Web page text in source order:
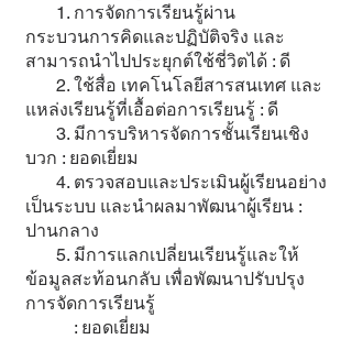
1. การจัดการเรียนรู้ผ่าน
กระบวนการคิดและปฏิบัติจริง และ
สามารถนำไปประยุกต์ใช้ชี่วิตได้ : ดี
2. ใช้สื่อ เทคโนโลยีสารสนเทศ และ
แหล่งเรียนรู้ที่เอื้อต่อการเรียนรู้ : ดี
3. มีการบริหารจัดการชั้นเรียนเชิง
บวก : ยอดเยี่ยม
4. ตรวจสอบและประเมินผู้เรียนอย่าง
เป็นระบบ และนำผลมาพัฒนาผู้เรียน :
ปานกลาง
5. มีการแลกเปลี่ยนเรียนรู้และให้
ข้อมูลสะท้อนกลับ เพื่อพัฒนาปรับปรุง
การจัดการเรียนรู้
: ยอดเยี่ยม